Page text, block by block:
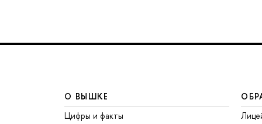
О ВЫШКЕ
Цифры и факты